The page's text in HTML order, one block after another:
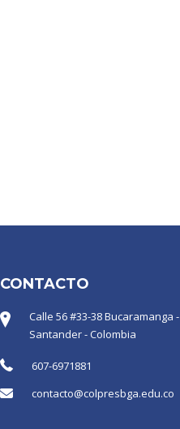
CONTACTO
Calle 56 #33-38 Bucaramanga -
Santander - Colombia
607-6971881
contacto@colpresbga.edu.co